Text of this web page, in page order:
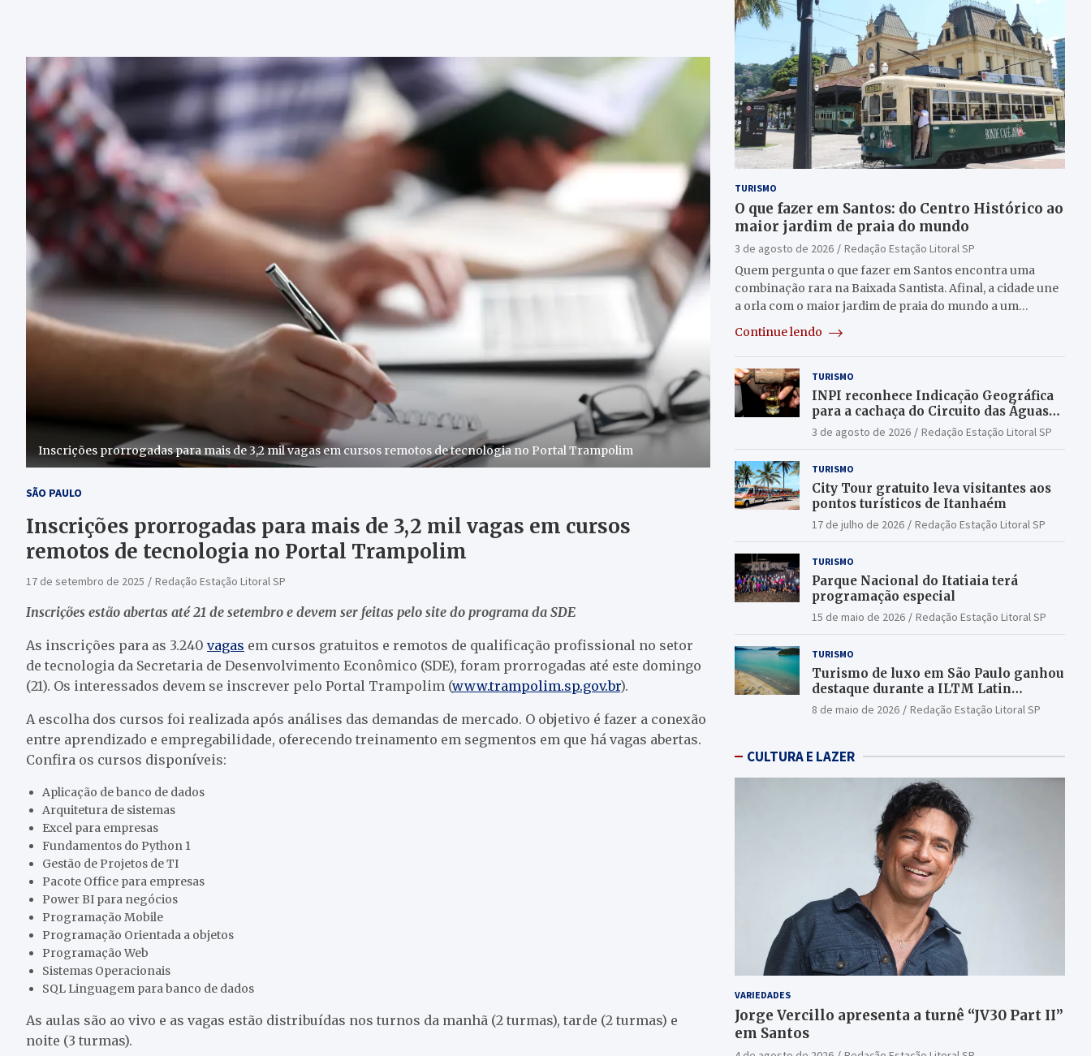
Inscrições prorrogadas para mais de 3,2 mil vagas em cursos remotos de tecnologia no Portal Trampolim
SÃO PAULO
Inscrições prorrogadas para mais de 3,2 mil vagas em cursos
remotos de tecnologia no Portal Trampolim
17 de setembro de 2025 Redação Estação Litoral SP
Inscrições estão abertas até 21 de setembro e devem ser feitas pelo site do programa da SDE
As inscrições para as 3.240 vagas em cursos gratuitos e remotos de qualificação profissional no setor
de tecnologia da Secretaria de Desenvolvimento Econômico (SDE), foram prorrogadas até este domingo
(21). Os interessados devem se inscrever pelo Portal Trampolim (www.trampolim.sp.gov.br).
A escolha dos cursos foi realizada após análises das demandas de mercado. O objetivo é fazer a conexão
entre aprendizado e empregabilidade, oferecendo treinamento em segmentos em que há vagas abertas.
Confira os cursos disponíveis:
Aplicação de banco de dados
Arquitetura de sistemas
Excel para empresas
Fundamentos do Python 1
Gestão de Projetos de TI
Pacote Office para empresas
Power BI para negócios
Programação Mobile
Programação Orientada a objetos
Programação Web
Sistemas Operacionais
SQL Linguagem para banco de dados
As aulas são ao vivo e as vagas estão distribuídas nos turnos da manhã (2 turmas), tarde (2 turmas) e
noite (3 turmas).
TURISMO
O que fazer em Santos: do Centro Histórico ao
maior jardim de praia do mundo
3 de agosto de 2026
Redação Estação Litoral SP
Quem pergunta o que fazer em Santos encontra uma
combinação rara na Baixada Santista. Afinal, a cidade une
a orla com o maior jardim de praia do mundo a um…
Continue lendo
TURISMO
INPI reconhece Indicação Geográfica
para a cachaça do Circuito das Águas
Paulista
3 de agosto de 2026 Redação Estação Litoral SP
TURISMO
City Tour gratuito leva visitantes aos
pontos turísticos de Itanhaém
17 de julho de 2026 Redação Estação Litoral SP
TURISMO
Parque Nacional do Itatiaia terá
programação especial
15 de maio de 2026 Redação Estação Litoral SP
TURISMO
Turismo de luxo em São Paulo ganhou
destaque durante a ILTM Latin
America 2026
8 de maio de 2026 Redação Estação Litoral SP
CULTURA E LAZER
VARIEDADES
Jorge Vercillo apresenta a turnê “JV30 Part II”
em Santos